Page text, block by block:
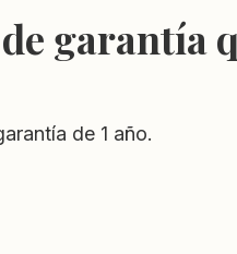
garantía
de 1 año.